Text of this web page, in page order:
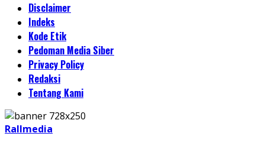
Disclaimer
Indeks
Kode Etik
Pedoman Media Siber
Privacy Policy
Redaksi
Tentang Kami
Rallmedia